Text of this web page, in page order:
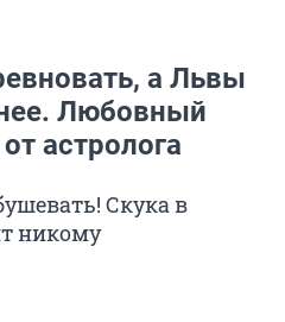
а Львы
Любовный
астролога
Скука в
никому